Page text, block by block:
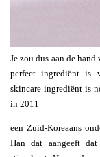
Je zou dus aan de
perfect ingrediënt is
skincare ingrediënt is
in 2011
een Zuid-Koreaans
Han dat aangeeft